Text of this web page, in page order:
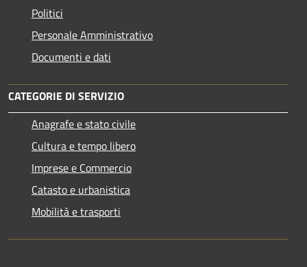
Politici
Personale Amministrativo
Documenti e dati
CATEGORIE DI SERVIZIO
Anagrafe e stato civile
Cultura e tempo libero
Imprese e Commercio
Catasto e urbanistica
Mobilità e trasporti